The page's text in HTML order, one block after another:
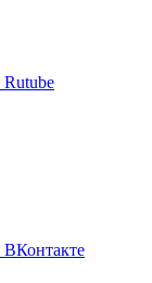
Rutube
ВКонтакте